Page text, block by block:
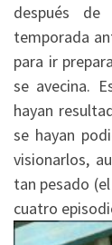
después
temporada
para ir
se avecina.
hayan
se hayan
visionarlos,
tan pesado
cuatro